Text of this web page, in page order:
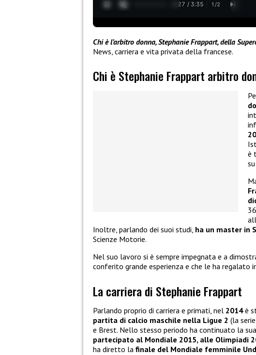
0:28 / 3:35 1 /2
Chi è l’arbitro donna, Stephanie Frappart, della
News, carriera e vita privata della francese.
Chi è Stephanie Frappart arbitro
è
su
Inoltre, parlando dei suoi studi, ha un master in
Scienze Motorie.
Nel suo lavoro si è sempre impegnata e a
conferito grande esperienza e che le ha regalato
La carriera di Stephanie Frappart
Parlando proprio di carriera e primati, nel 2014è
partita di calcio maschile nella Ligue 2 (la
e Brest. Nello stesso periodo ha continuato la
partecipato al Mondiale 2015, alle Olimpiadi
ha diretto la finale del Mondiale femminile